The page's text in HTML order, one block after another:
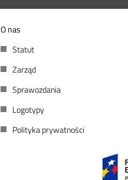
O nas
Statut
Zarząd
Sprawozdania
Logotypy
Polityka prywatności